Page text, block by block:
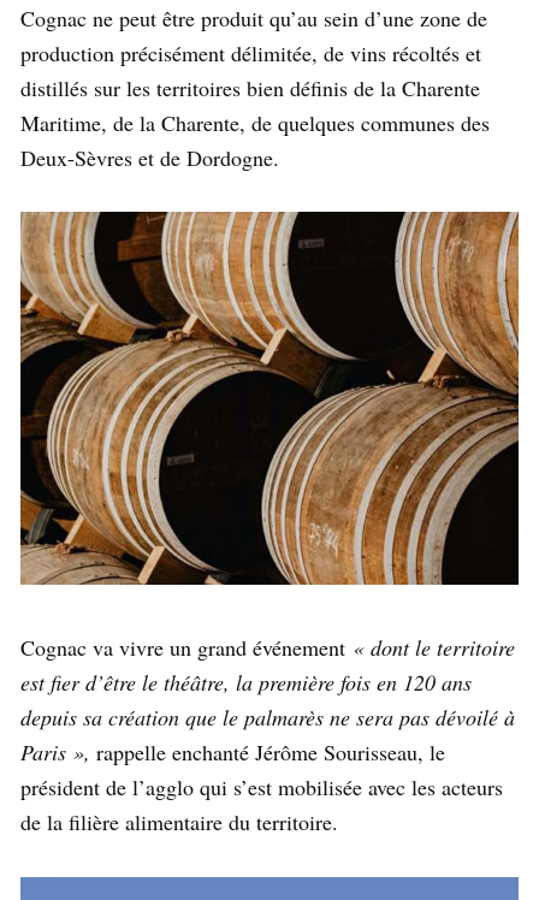
Cognac ne peut être produit qu’au sein d’une zone de
production précisément délimitée, de vins récoltés et
distillés sur les territoires bien définis de la Charente
Maritime, de la Charente, de quelques communes des
Deux-Sèvres et de Dordogne.
Cognac va vivre un grand événement « dont le territoire
est fier d’être le théâtre, la première fois en 120 ans
depuis sa création que le palmarès ne sera pas dévoilé à
Paris », rappelle enchanté Jérôme Sourisseau, le
président de l’agglo qui s’est mobilisée avec les acteurs
de la filière alimentaire du territoire.